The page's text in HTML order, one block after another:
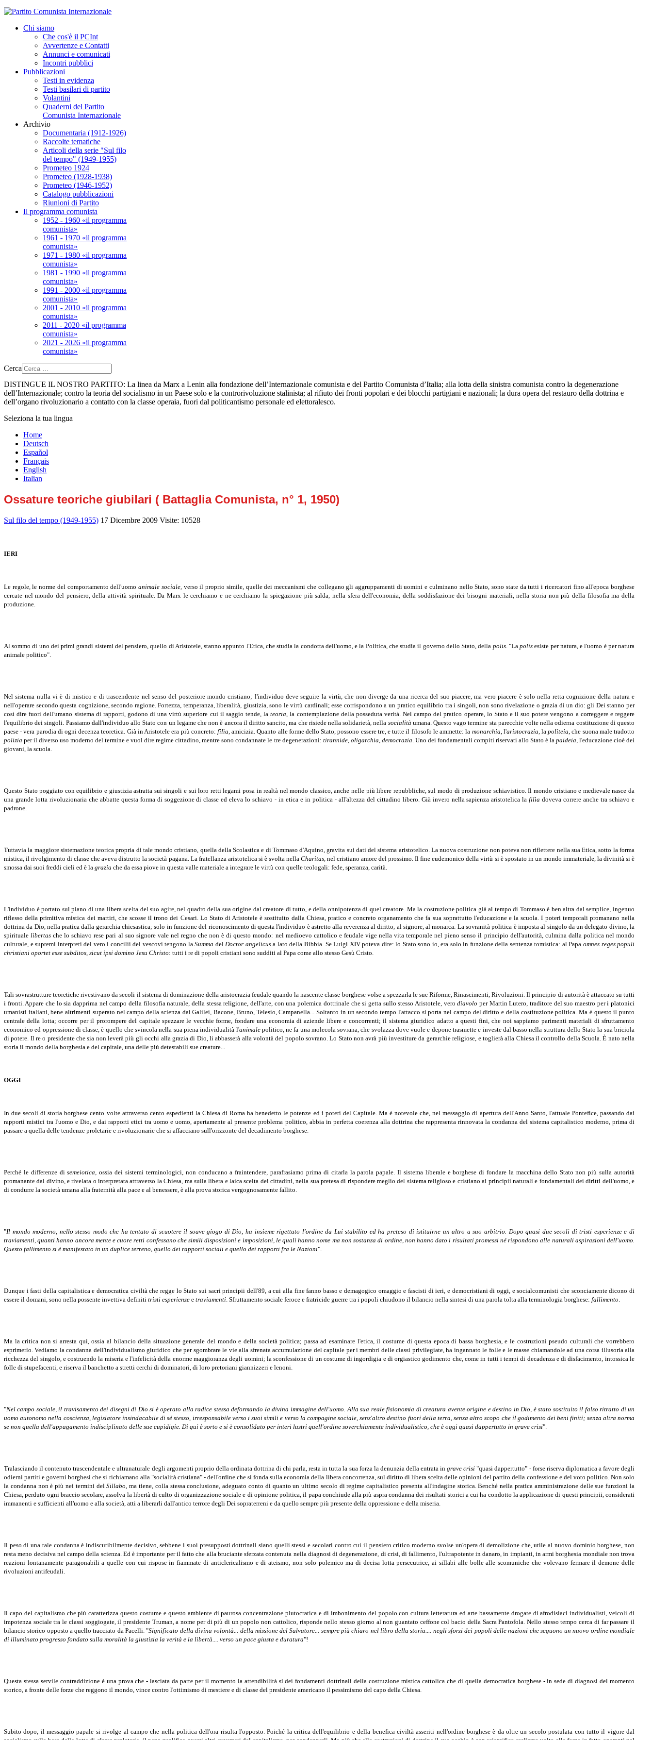
Chi siamo
Che cos'è il PCInt
Avvertenze e Contatti
Annunci e comunicati
Incontri pubblici
Pubblicazioni
Testi in evidenza
Testi basilari di partito
Volantini
Quaderni del Partito
Comunista Internazionale
Archivio
Documentaria (1912-1926)
Raccolte tematiche
Articoli della serie "Sul filo
del tempo" (1949-1955)
Prometeo 1924
Prometeo (1928-1938)
Prometeo (1946-1952)
Catalogo pubblicazioni
Riunioni di Partito
Il programma comunista
1952 - 1960 «il programma
comunista»
1961 - 1970 «il programma
comunista»
1971 - 1980 «il programma
comunista»
1981 - 1990 «il programma
comunista»
1991 - 2000 «il programma
comunista»
2001 - 2010 «il programma
comunista»
2011 - 2020 «il programma
comunista»
2021 - 2026 «il programma
comunista»
Cerca
DISTINGUE IL NOSTRO PARTITO: La linea da Marx a Lenin alla fondazione dell’Internazionale comunista e del Partito Comunista d’Italia; alla lotta della sinistra comunista contro la degenerazione
dell’Internazionale; contro la teoria del socialismo in un Paese solo e la controrivoluzione stalinista; al rifiuto dei fronti popolari e dei blocchi partigiani e nazionali; la dura opera del restauro della dottrina e
dell’organo rivoluzionario a contatto con la classe operaia, fuori dal politicantismo personale ed elettoralesco.
Seleziona la tua lingua
Home
Deutsch
Español
Français
English
Italian
Ossature teoriche giubilari ( Battaglia Comunista, n° 1, 1950)
Sul filo del tempo (1949-1955) 17 Dicembre 2009 Visite: 10528
IERI
Le regole, le norme del comportamento dell'uomoanimale sociale, verso il proprio simile, quelle dei meccanismi che collegano gli aggruppamenti di uomini e culminano nello Stato, sono state da tutti i ricercatori fino all'epoca borghese
cercate nel mondo del pensiero, della attività spirituale. Da Marx le cerchiamo e ne cerchiamo la spiegazione più salda, nella sfera dell'economia, della soddisfazione dei bisogni materiali, nella storia non più della filosofia ma della
produzione.
Al sommo di uno dei primi grandi sistemi del pensiero, quello di Aristotele, stanno appunto l'Etica, che studia la condotta dell'uomo, e la Politica, che studia il governo dello Stato, della polis. "Lapolis esiste per natura, e l'uomo è per natura
animale politico".
Nel sistema nulla vi è di mistico e di trascendente nel senso del posteriore mondo cristiano; l'individuo deve seguire la virtù, che non diverge da una ricerca del suo piacere, ma vero piacere è solo nella retta cognizione della natura e
nell'operare secondo questa cognizione, secondo ragione. Fortezza, temperanza, liberalità, giustizia, sono le virtù cardinali; esse corrispondono a un pratico equilibrio tra i singoli, non sono rivelazione o grazia di un dio: gli Dei stanno per
così dire fuori dell'umano sistema di rapporti, godono di una virtù superiore cui il saggio tende, lateoria, la contemplazione della posseduta verità. Nel campo del pratico operare, lo Stato e il suo potere vengono a correggere e reggere
l'equilibrio dei singoli. Passiamo dall'individuo allo Stato con un legame che non è ancora il diritto sancito, ma che risiede nella solidarietà, nella socialità umana. Questo vago termine sta parecchie volte nella odierna costituzione di questo
paese - vera parodia di ogni decenza teoretica. Già in Aristotele era più concreto: filìa, amicizia. Quanto alle forme dello Stato, possono essere tre, e tutte il filosofo le ammette: la monarchia, l'aristocrazia, lapoliteia, che suona male tradotto
polizia per il diverso uso moderno del termine e vuol dire regime cittadino, mentre sono condannate le tre degenerazioni: tirannide, oligarchia, democrazia. Uno dei fondamentali compiti riservati allo Stato è la paideia, l'educazione cioè dei
giovani, la scuola.
Questo Stato poggiato con equilibrio e giustizia astratta sui singoli e sui loro retti legami posa in realtà nel mondo classico, anche nelle più libere repubbliche, sul modo di produzione schiavistico.Il mondo cristiano e medievale nasce da
una grande lotta rivoluzionaria che abbatte questa forma di soggezione di classe ed eleva lo schiavo - in etica e in politica - all'altezza del cittadino libero. Già invero nella sapienza aristotelica lafilìa doveva correre anche tra schiavo e
padrone.
Tuttavia la maggiore sistemazione teorica propria di tale mondo cristiano, quella della Scolastica e di Tommaso d'Aquino, gravita sui dati del sistema aristotelico. La nuova costruzione non poteva non riflettere nella sua Etica, sotto la forma
mistica, il rivolgimento di classe che aveva distrutto la società pagana. La fratellanza aristotelica si è svolta nella Charitas, nel cristiano amore del prossimo. Il fine eudemonico della virtù si è spostato in un mondo immateriale, la divinità si è
smossa dai suoi freddi cieli ed è la grazia che da essa piove in questa valle materiale a integrare le virtù con quelle teologali: fede, speranza, carità.
L'individuo è portato sul piano di una libera scelta del suo agire, nel quadro della sua origine dal creatore di tutto, e della onnipotenza di quel creatore. Ma la costruzione politica già al tempo di Tommaso è ben altra dal semplice, ingenuo
riflesso della primitiva mistica dei martiri, che scosse il trono dei Cesari. Lo Stato di Aristotele è sostituito dalla Chiesa, pratico e concreto organamento che fa sua soprattutto l'educazione e la scuola. I poteri temporali promanano nella
dottrina da Dio, nella pratica dalla gerarchia chiesastica; solo in funzione del riconoscimento di questa l'individuo è astretto alla reverenza al diritto, al signore, al monarca. La sovranità politica è imposta al singolo da un delegato divino, la
spiritualelibertas che lo schiavo rese pari al suo signore vale nel regno che non è di questo mondo: nel medioevo cattolico e feudale vige nella vita temporale nel pieno senso il principio dell'autorità, culmina dalla politica nel mondo
culturale, e supremi interpreti del vero i concilii dei vescovi tengono laSumma delDoctor angelicusa lato della Bibbia. Se Luigi XIV poteva dire: lo Stato sono io, era solo in funzione della sentenza tomistica: al Papa omnes reges populi
christiani oportet esse subditos, sicut ipsi domino Jesu Christo: tutti i re di popoli cristiani sono sudditi al Papa come allo stesso Gesù Cristo.
Tali sovrastrutture teoretiche rivestivano da secoli il sistema di dominazione della aristocrazia feudale quando la nascente classe borghese volse a spezzarla le sue Riforme, Rinascimenti, Rivoluzioni. Il principio di autorità è attaccato su tutti
i fronti. Appare che lo sia dapprima nel campo della filosofia naturale, della stessa religione, dell'arte, con una polemica dottrinale che si getta sullo stesso Aristotele, verodiavolo per Martin Lutero, traditore del suo maestro per i platonici
umanisti italiani, bene altrimenti superato nel campo della scienza dai Galilei, Bacone, Bruno, Telesio, Campanella... Soltanto in un secondo tempo l'attacco si porta nel campo del diritto e della costituzione politica. Ma è questo il punto
centrale della lotta; occorre per il prorompere del capitale spezzare le vecchie forme, fondare una economia di aziende libere e concorrenti; il sistema giuridico adatto a questi fini, che noi sappiamo parimenti materiali di sfruttamento
economico ed oppressione di classe, è quello che svincola nella sua piena individualità l'animalepolitico, ne fa una molecola sovrana, che svolazza dove vuole e depone trasmette e investe dal basso nella struttura dello Stato la sua briciola
di potere. Il re o presidente che sia non leverà più gli occhi alla grazia di Dio, li abbasserà alla volontà del popolo sovrano. Lo Stato non avrà più investiture da gerarchie religiose, e toglierà alla Chiesa il controllo della Scuola. È nato nella
storia il mondo della borghesia e del capitale, una delle più detestabili sue creature...
OGGI
In due secoli di storia borghese cento volte attraverso cento espedienti la Chiesa di Roma ha benedetto le potenze ed i poteri del Capitale. Ma è notevole che, nel messaggio di apertura dell'Anno Santo, l'attuale Pontefice, passando dai
rapporti mistici tra l'uomo e Dio, e dai rapporti etici tra uomo e uomo, apertamente al presente problema politico, abbia in perfetta coerenza alla dottrina che rappresenta rinnovata la condanna del sistema capitalistico moderno, prima di
passare a quella delle tendenze proletarie e rivoluzionarie che si affacciano sull'orizzonte del decadimento borghese.
Perché le differenze disemeiotica, ossia dei sistemi terminologici, non conducano a fraintendere, parafrasiamo prima di citarla la parola papale. Il sistema liberale e borghese di fondare la macchina dello Stato non più sulla autorità
promanante dal divino, e rivelata o interpretata attraverso la Chiesa, ma sulla libera e laica scelta dei cittadini, nella sua pretesa di rispondere meglio del sistema religioso e cristiano ai principii naturali e fondamentali dei diritti dell'uomo, e
di condurre la società umana alla fraternità alla pace e al benessere, è alla prova storica vergognosamente fallito.
"Il mondo moderno, nello stesso modo che ha tentato di scuotere il soave giogo di Dio, ha insieme rigettato l'ordine da Lui stabilito ed ha preteso di istituirne un altro a suo arbitrio. Dopo quasi due secoli di tristi esperienze e di
traviamenti, quanti hanno ancora mente e cuore retti confessano che simili disposizioni e imposizioni, le quali hanno nome ma non sostanza di ordine, non hanno dato i risultati promessi né rispondono alle naturali aspirazioni dell'uomo.
Questo fallimento si è manifestato in un duplice terreno, quello dei rapporti sociali e quello dei rapporti fra le Nazioni".
Dunque i fasti della capitalistica e democratica civiltà che regge lo Stato sui sacri principii dell'89, a cui alla fine fanno basso e demagogico omaggio e fascisti di ieri, e democristiani di oggi, e socialcomunisti che sconciamente dicono di
essere il domani, sono nella possente invettiva definiti tristi esperienze e traviamenti. Sfruttamento sociale feroce e fratricide guerre tra i popoli chiudono il bilancio nella sintesi di una parola tolta alla terminologia borghese: fallimento.
Ma la critica non si arresta qui, ossia al bilancio della situazione generale del mondo e della società politica; passa ad esaminare l'etica, il costume di questa epoca di bassa borghesia, e le costruzioni pseudo culturali che vorrebbero
esprimerlo. Vediamo la condanna dell'individualismo giuridico che per sgombrare le vie alla sfrenata accumulazione del capitale per i membri delle classi privilegiate, ha ingannato le folle e le masse chiamandole ad una corsa illusoria alla
ricchezza del singolo, e costruendo la miseria e l'infelicità della enorme maggioranza degli uomini; la sconfessione di un costume di ingordigia e di orgiastico godimento che, come in tutti i tempi di decadenza e di disfacimento, intossica le
folle di stupefacenti, e riserva il banchetto a stretti cerchi di dominatori, di loro pretoriani giannizzeri e lenoni.
"Nel campo sociale, il travisamento dei disegni di Dio si è operato alla radice stessa deformando la divina immagine dell'uomo. Alla sua reale fisionomia di creatura avente origine e destino in Dio, è stato sostituito il falso ritratto di un
uomo autonomo nella coscienza, legislatore insindacabile di sé stesso, irresponsabile verso i suoi simili e verso la compagine sociale, senz'altro destino fuori della terra, senza altro scopo che il godimento dei beni finiti; senza altra norma
se non quella dell'appagamento indisciplinato delle sue cupidigie. Di qui è sorto e si è consolidato per interi lustri quell'ordine soverchiamente individualistico, che è oggi quasi dappertutto in grave crisi".
Tralasciando il contenuto trascendentale e ultranaturale degli argomenti proprio della ordinata dottrina di chi parla, resta in tutta la sua forza la denunzia della entrata ingrave crisi "quasi dappertutto" - forse riserva diplomatica a favore degli
odierni partiti e governi borghesi che si richiamano alla "socialità cristiana" - dell'ordine che si fonda sulla economia della libera concorrenza, sul diritto di libera scelta delle opinioni del partito della confessione e del voto politico. Non solo
la condanna non è più nei termini delSillabo, ma tiene, colla stessa conclusione, adeguato conto di quanto un ultimo secolo di regime capitalistico presenta all'indagine storica. Benché nella pratica amministrazione delle sue funzioni la
Chiesa, perduto ogni braccio secolare, assolva la libertà di culto di organizzazione sociale e di opinione politica, il papa conchiude alla più aspra condanna dei risultati storici a cui ha condotto la applicazione di questi principii, considerati
immanenti e sufficienti all'uomo e alla società, atti a liberarli dall'antico terrore degli Dei sopraterreni e da quello sempre più presente della oppressione e della miseria.
Il peso di una tale condanna è indiscutibilmente decisivo, sebbene i suoi presupposti dottrinali siano quelli stessi e secolari contro cui il pensiero critico moderno svolse un'opera di demolizione che, utile al nuovo dominio borghese, non
resta meno decisiva nel campo della scienza. Ed è importante per il fatto che alla bruciante sferzata contenuta nella diagnosi di degenerazione, di crisi, di fallimento, l'ultrapotente in danaro, in impianti, in armi borghesia mondiale non trova
reazioni lontanamente paragonabili a quelle con cui rispose in fiammate di anticlericalismo e di ateismo, non solo polemico ma di decisa lotta persecutrice, ai sillabi alle bolle alle scomuniche che volevano fermare il demone delle
rivoluzioni antifeudali.
Il capo del capitalismo che più caratterizza questo costume e questo ambiente di paurosa concentrazione plutocratica e di imbonimento del popolo con cultura letteratura ed arte bassamente drogate di afrodisiaci individualisti, veicoli di
impotenza sociale tra le classi soggiogate, il presidente Truman, a nome per di più di un popolo non cattolico, risponde nello stesso giorno al non guantato ceffone col bacio della Sacra Pantofola. Nello stesso tempo cerca di far passare il
bilancio storico opposto a quello tracciato da Pacelli. "Significato della divina volontà... della missione del Salvatore... sempre più chiaro nel libro della storia.... negli sforzi dei popoli delle nazioni che seguono un nuovo ordine mondiale
di illuminato progresso fondato sulla moralità la giustizia la verità e la libertà.... verso un pace giusta e duratura"!
Questa stessa servile contraddizione è una prova che - lasciata da parte per il momento la attendibilità sì dei fondamenti dottrinali della costruzione mistica cattolica che di quella democratica borghese - in sede di diagnosi del momento
storico, a fronte delle forze che reggono il mondo, vince contro l'ottimismo di mestiere e di classe del presidente americano il pessimismo del capo della Chiesa.
Subito dopo, il messaggio papale si rivolge al campo che nella politica dell'ora risulta l'opposto. Poiché la critica dell'equilibrio e della benefica civiltà asseriti nell'ordine borghese è da oltre un secolo postulata con tutto il vigore dal